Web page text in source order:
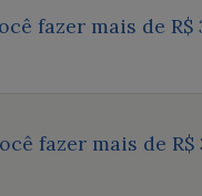
fazer mais de R$
fazer mais de